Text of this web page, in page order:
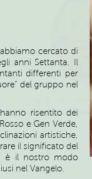
cercato di
anni Settanta. Il
differenti per
del gruppo nel
risentito dei
e Gen Verde,
artistiche,
il significato del
è il nostro modo
nel Vangelo.
Su
Municipio di
(NO)